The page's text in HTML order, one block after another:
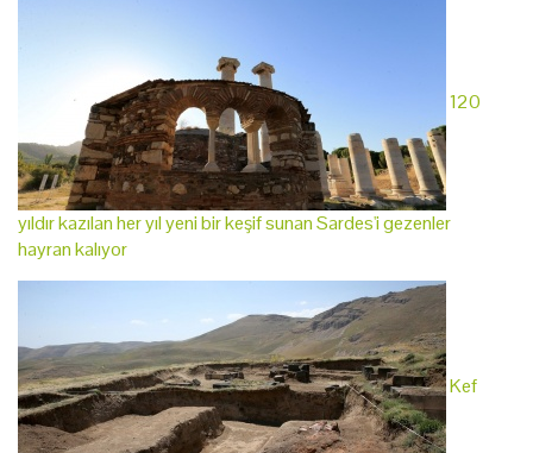
120
yıldır kazılan her yıl yeni bir keşif sunan Sardes'i gezenler
hayran kalıyor
Kef